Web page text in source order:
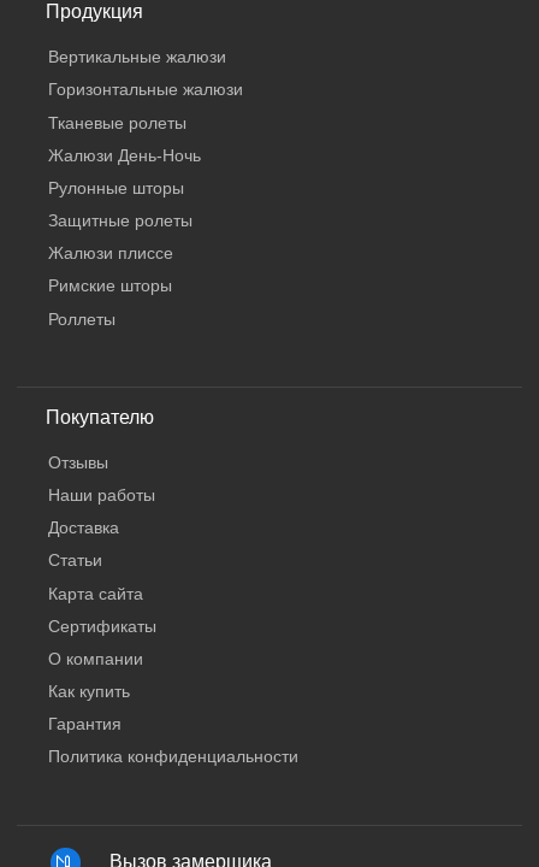
Продукция
Вертикальные жалюзи
Горизонтальные жалюзи
Тканевые ролеты
Жалюзи День-Ночь
Рулонные шторы
Защитные ролеты
Жалюзи плиссе
Римские шторы
Роллеты
Покупателю
Отзывы
Наши работы
Доставка
Статьи
Карта сайта
Сертификаты
О компании
Как купить
Гарантия
Политика конфиденциальности
Вызов замерщика